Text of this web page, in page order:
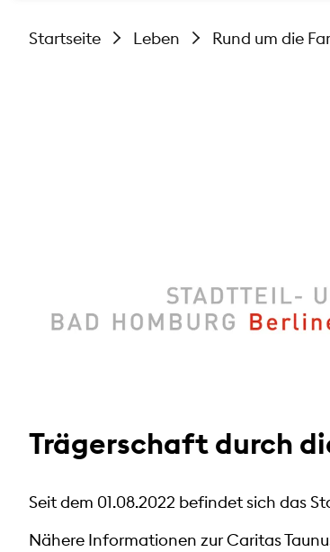
Startseite Leben Rund um die
Trägerschaft durch
Seit dem 01.08.2022 befindet sich das
Nähere Informationen zur Caritas